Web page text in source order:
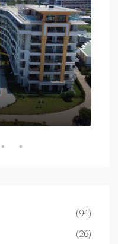
(94)
(26)